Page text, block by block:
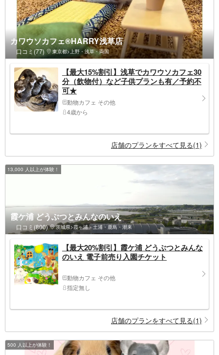
カワウソカフェ®️HARRY浅草店
口コミ(77) 東京都>上野・浅草・両国
【最大15%割引】浅草でカワウソカフェ30
分（飲物付）など子供プランも有／予約不
可★
動物カフェ その他
4歳から
店舗のプランをすべて見る(1)
13,000 人以上が体験！
霞ケ浦 どうぶつとみんなのいえ
口コミ(800) 茨城県>霞ヶ浦・土浦・鹿島・潮来
【最大20%割引】霞ケ浦 どうぶつとみんな
のいえ 電子前売り入園チケット
動物カフェ その他
指定無し
店舗のプランをすべて見る(1)
500 人以上が体験！